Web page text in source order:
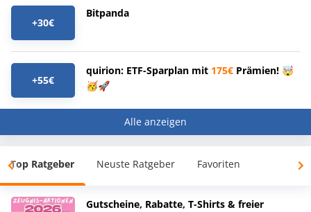
+30€
Bitpanda
+55€
quirion: ETF-Sparplan mit 175€ Prämien! 🤯
🥳🚀
Alle anzeigen
Top Ratgeber Neuste Ratgeber Favoriten
Gutscheine, Rabatte, T-Shirts & freier